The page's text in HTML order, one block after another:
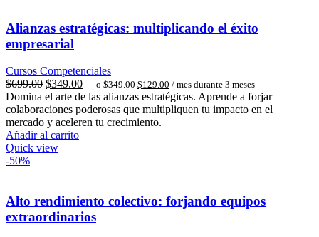
Alianzas estratégicas: multiplicando el éxito
empresarial
Cursos Competenciales
$699.00 El
precio
original
era:
$699.00.
$349.00El
precio
actual
es:
— o $349.00 El
precio
original
era:
$349.00.
$129.00 El
precio
actual
es:
/ mes durante 3 meses
Domina el arte de las alianzas estratégicas. Aprende a forjar
colaboraciones poderosas que multipliquen tu impacto en el
mercado y aceleren tu crecimiento.
Añadir al carrito
Quick view
-50%
Alto rendimiento colectivo: forjando equipos
extraordinarios